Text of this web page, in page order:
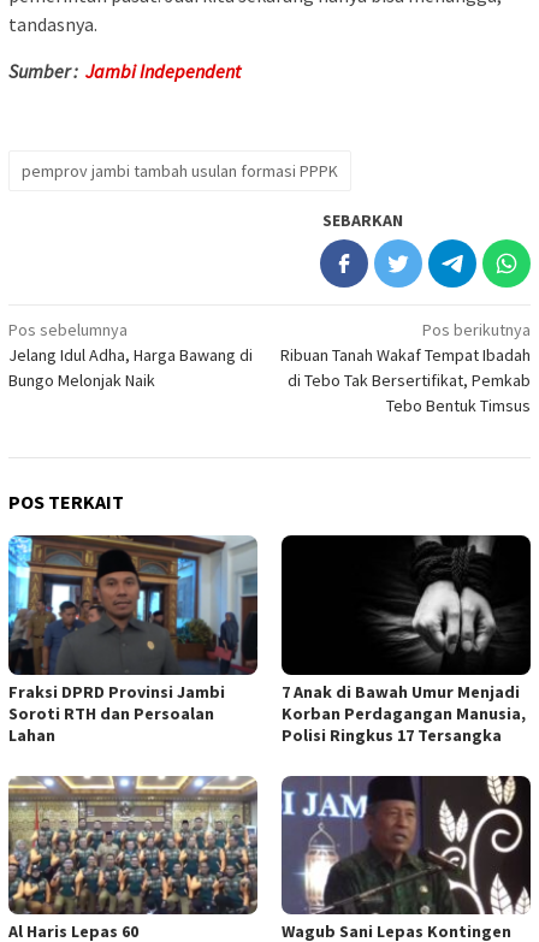
tandasnya.
Sumber : Jambi Independent
pemprov jambi tambah usulan formasi PPPK
SEBARKAN
Navigasi
pos
Pos sebelumnya
Jelang Idul Adha, Harga Bawang di
Bungo Melonjak Naik
Pos berikutnya
Ribuan Tanah Wakaf Tempat Ibadah
di Tebo Tak Bersertifikat, Pemkab
Tebo Bentuk Timsus
POS TERKAIT
Fraksi DPRD Provinsi Jambi
Soroti RTH dan Persoalan
Lahan
7 Anak di Bawah Umur Menjadi
Korban Perdagangan Manusia,
Polisi Ringkus 17 Tersangka
Al Haris Lepas 60 Wagub Sani Lepas Kontingen